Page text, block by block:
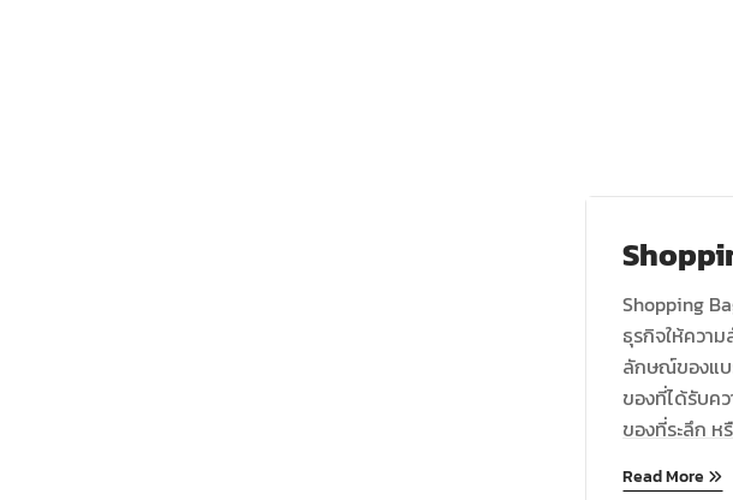
กับ rPET
Shopping
ธุรกิจให้ควา
ลักษณ์ของแบ
ของที่ได้รับค
ของที่ระลึก
Read More